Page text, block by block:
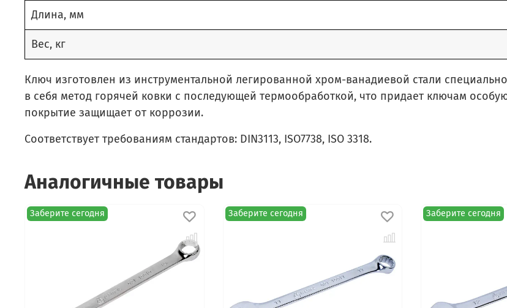
Длина, мм
Вес, кг
Ключ изготовлен из инструментальной легированной хром-ванадиевой стали
в себя метод горячей ковки с последующей термообработкой, что придает ключам
покрытие защищает от коррозии.
Соответствует требованиям стандартов: DIN3113, ISO7738, ISO 3318.
Аналогичные товары
Заберите сегодня Заберите сегодня Заберите сегодня